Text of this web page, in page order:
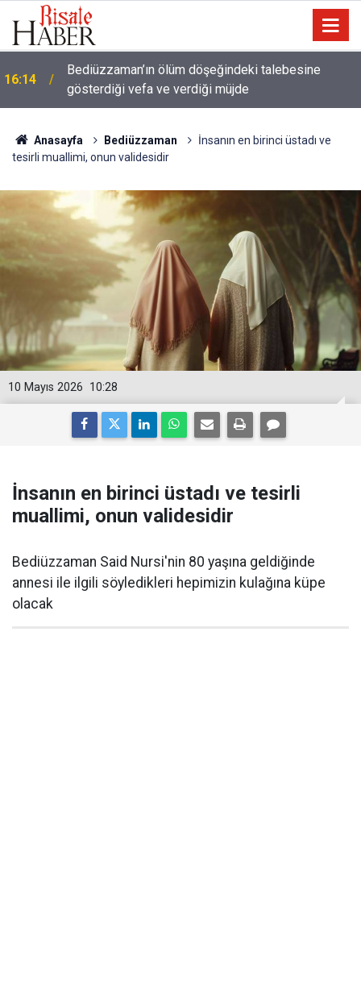
14:57
Meta'ya çocuk güvenliği davasında rekor ceza: 567
milyon dolar ödeyecek
Anasayfa Bediüzzaman
İnsanın en birinci üstadı ve
tesirli muallimi, onun validesidir
10:28
10 Mayıs 2026
İnsanın en birinci üstadı ve tesirli
muallimi, onun validesidir
Bediüzzaman Said Nursi'nin 80 yaşına geldiğinde
annesi ile ilgili söyledikleri hepimizin kulağına küpe
olacak